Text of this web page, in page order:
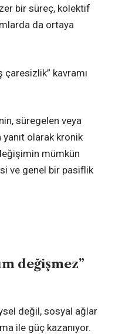
bir süreç, kolektif
da ortaya
kavramı
süregelen veya
olarak kronik
mümkün
ve genel bir pasiflik
değişmez”
değil, sosyal ağlar
ile güç kazanıyor.